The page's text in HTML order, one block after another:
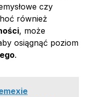
czy
również
, może
osiągnąć poziom
.